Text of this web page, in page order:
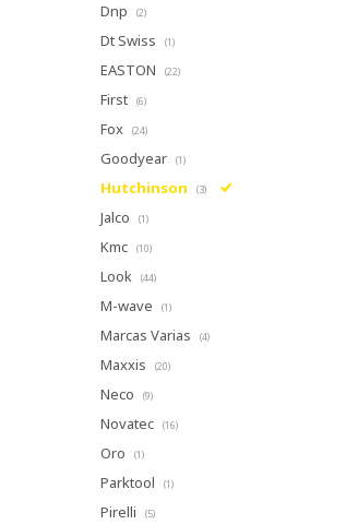
Dnp (2)
Dt Swiss (1)
EASTON (22)
First (6)
Fox (24)
Goodyear (1)
Hutchinson (3)
Jalco (1)
Kmc (10)
Look (44)
M-wave (1)
Marcas Varias (4)
Maxxis (20)
Neco (9)
Novatec (16)
Oro (1)
Parktool (1)
Pirelli (5)